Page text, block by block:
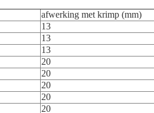
afwerking met krimp (mm)
13
13
13
20
20
20
20
20